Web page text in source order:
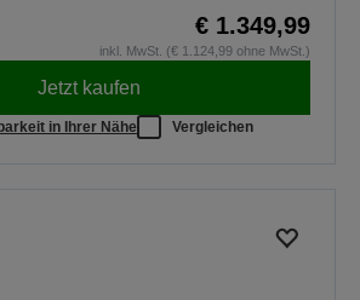
€ 1.349,99
inkl. MwSt. (€ 1.124,99 ohne MwSt.)
Jetzt kaufen
in Ihrer Nähe Vergleichen